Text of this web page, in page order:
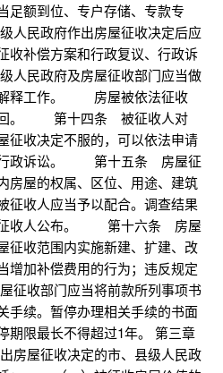
足额到位、专户存储、专款专
民政府作出房屋征收决定后应
收补偿方案和行政复议、行政诉
民政府及房屋征收部门应当做
解释工作。 房屋被依法征收
回。 第十四条 被征收人对
征收决定不服的，可以依法申请
行政诉讼。 第十五条 房屋征
房屋的权属、区位、用途、建筑
征收人应当予以配合。调查结果
征收人公布。 第十六条 房屋
征收范围内实施新建、扩建、改
增加补偿费用的行为；违反规定
收部门应当将前款所列事项书
手续。暂停办理相关手续的书面
期限最长不得超过1年。 第三章
征收决定的市、县级人民政